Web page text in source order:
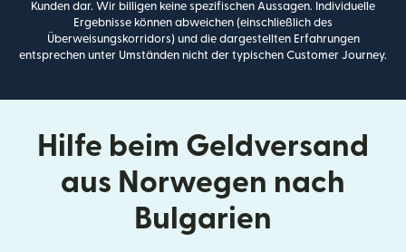
Kunden dar. Wir billigen keine spezifischen Aussagen. Individuelle
Ergebnisse können abweichen (einschließlich des
Überweisungskorridors) und die dargestellten Erfahrungen
entsprechen unter Umständen nicht der typischen Customer Journey.
Hilfe beim Geldversand
aus Norwegen nach
Bulgarien